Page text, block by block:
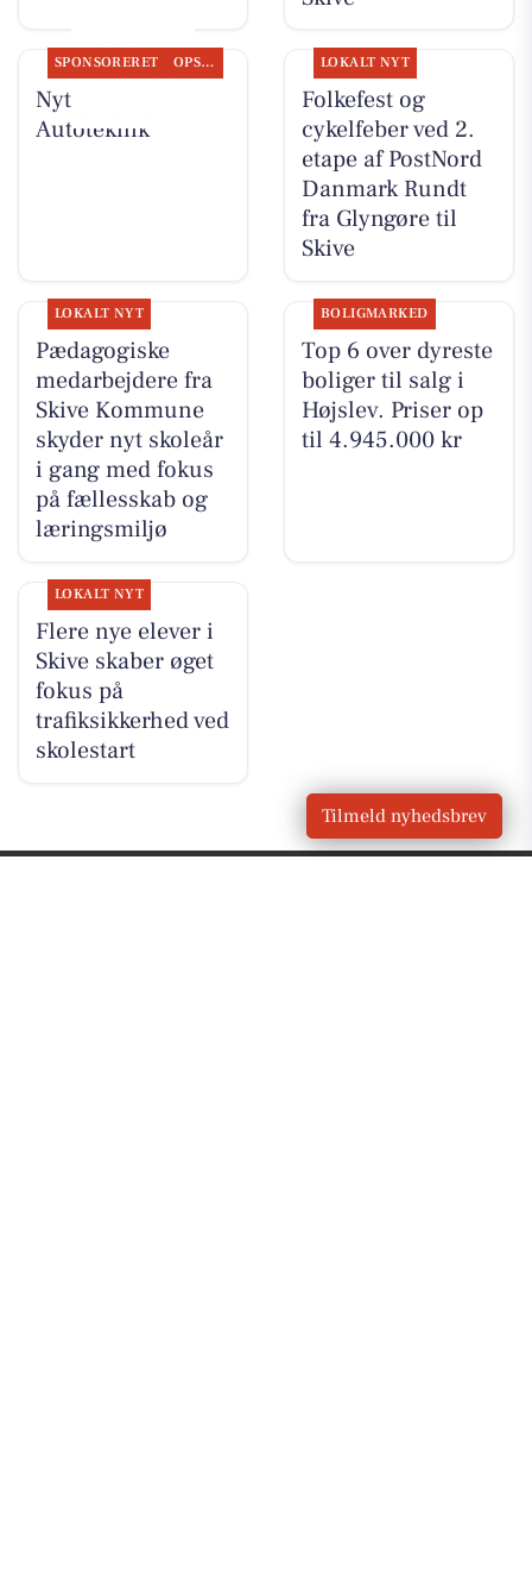
SPONSORERET OPSLAGSTAVLEN
Nyt fra JM
Autoteknik
LOKALT NYT
Folkefest og
cykelfeber ved 2.
etape af PostNord
Danmark Rundt
fra Glyngøre til
Skive
LOKALT NYT
Pædagogiske
medarbejdere fra
Skive Kommune
skyder nyt skoleår
i gang med fokus
på fællesskab og
læringsmiljø
BOLIGMARKED
Top 6 over dyreste
boliger til salg i
Højslev. Priser op
til 4.945.000 kr
LOKALT NYT
Flere nye elever i
Skive skaber øget
fokus på
trafiksikkerhed ved
skolestart
Tilmeld nyhedsbrev